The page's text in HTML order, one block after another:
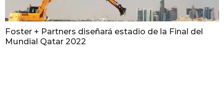
Foster + Partners diseñará estadio de la Final del
Mundial Qatar 2022